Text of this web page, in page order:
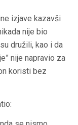
izjave kazavši
nije bio
družili, kao i da
nije napravio za
koristi bez